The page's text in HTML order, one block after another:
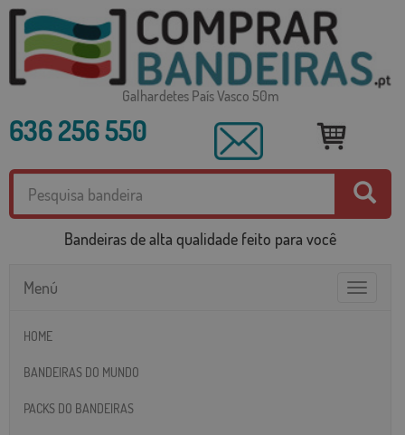
Galhardetes País Vasco 50m
636 256 550
Bandeiras de alta qualidade feito para você
Toggle
Menú
HOME
BANDEIRAS DO MUNDO
PACKS DO BANDEIRAS